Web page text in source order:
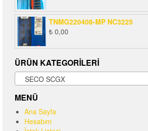
TNMG220408-MP NC3225
₺ 0,00
ÜRÜN KATEGORILERI
SECO SCGX
MENÜ
Ana Sayfa
Hesabım